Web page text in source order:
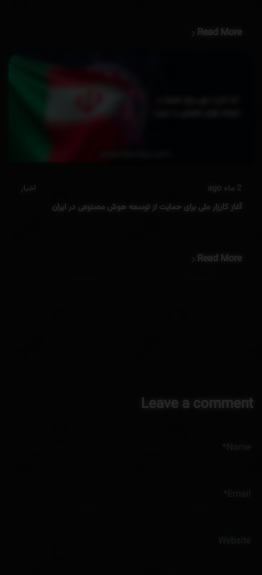
Read More
2 ماه ago
اخبار
آغاز کارزار ملی برای حمایت از توسعه هوش مصنوعی در ایران
Read More
Leave a comment